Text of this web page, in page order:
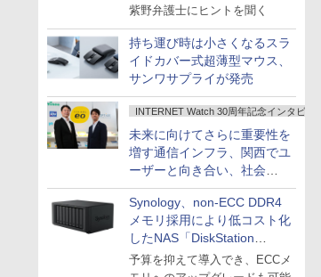
紫野弁護士にヒントを聞く
持ち運び時は小さくなるスラ
イドカバー式超薄型マウス、
サンワサプライが発売
INTERNET Watch 30周年記念インタビュー
未来に向けてさらに重要性を
増す通信インフラ、関西でユ
ーザーと向き合い、社会
の“あたらしい”を起動し続け
る～オプテージ
Synology、non-ECC DDR4
メモリ採用により低コスト化
したNAS「DiskStation
neo+」シリーズ
予算を抑えて導入でき、ECCメ